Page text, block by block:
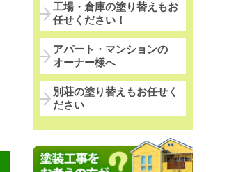
工場・倉庫の塗り替えもお
任せください！
アパート・マンションの
オーナー様へ
別荘の塗り替えもお任せく
ださい